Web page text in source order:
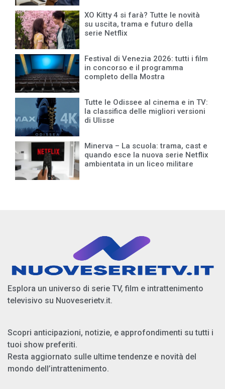
XO Kitty 4 si farà? Tutte le novità
su uscita, trama e futuro della
serie Netflix
Festival di Venezia 2026: tutti i film
in concorso e il programma
completo della Mostra
Tutte le Odissee al cinema e in TV:
la classifica delle migliori versioni
di Ulisse
Minerva – La scuola: trama, cast e
quando esce la nuova serie Netflix
ambientata in un liceo militare
Esplora un universo di serie TV, film e intrattenimento
televisivo su Nuoveserietv.it.
Scopri anticipazioni, notizie, e approfondimenti su tutti i
tuoi show preferiti.
Resta aggiornato sulle ultime tendenze e novità del
mondo dell’intrattenimento.